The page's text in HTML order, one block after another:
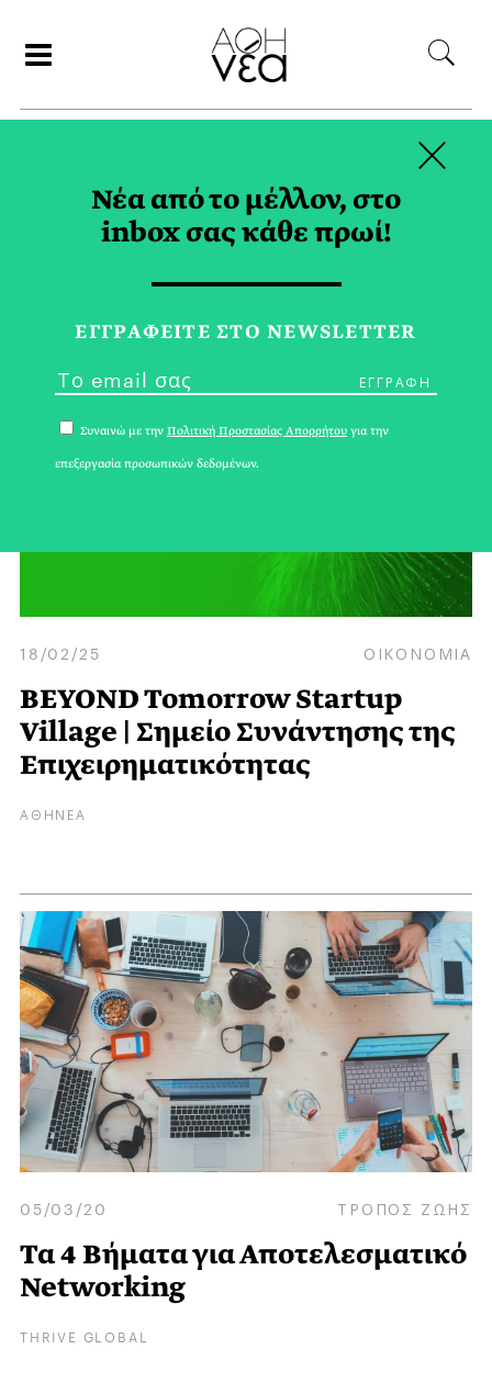
NETWORKING TAG
18/02/25 ΟΙΚΟΝΟΜΙΑ
BEYOND Tomorrow Startup
Village | Σημείο Συνάντησης της
Επιχειρηματικότητας
ΑΘΗΝΕΑ
05/03/20 ΤΡΟΠΟΣ ΖΩΗΣ
Τα 4 Βήματα για Αποτελεσματικό
Networking
THRIVE GLOBAL
Νέα από το μέλλον, στο
inbox σας κάθε πρωί!
ΕΓΓPΑΦΕΙΤΕ ΣΤΟ NEWSLETTER
Συναινώ με την Πολιτική Προστασίας Απορρήτου για την
επεξεργασία προσωπικών δεδομένων.
×